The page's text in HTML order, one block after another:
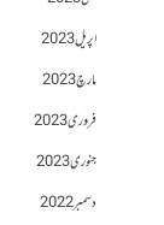
اپریل 2023
مارچ 2023
فروری 2023
جنوری 2023
دسمبر 2022